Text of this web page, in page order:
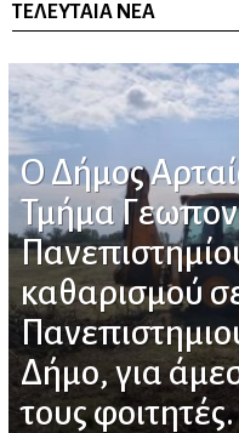
ΤΕΛΕΥΤΑΊΑ ΝΈΑ
Ο Δήμος
Τμήμα
καθαρισμού
Δήμο, για
τους φοιτητές.